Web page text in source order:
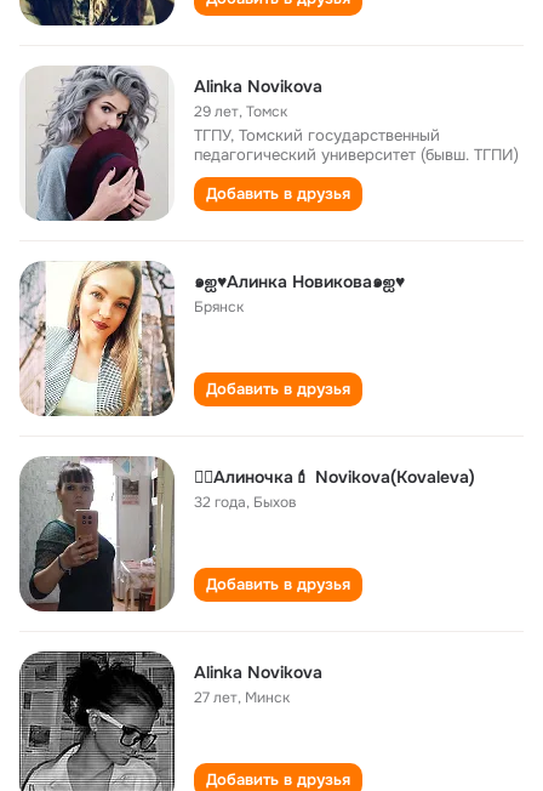
Alinka Novikova
29 лет,Томск
ТГПУ, Томский государственный
педагогический университет (бывш. ТГПИ)
Добавить в друзья
๑ஐ♥Алинка Новикова๑ஐ♥
Брянск
Добавить в друзья
❤️‍🔥Алиночка💄 Novikova(Kovaleva)
32 года, Быхов
Добавить в друзья
Alinka Novikova
27 лет, Минск
Добавить в друзья